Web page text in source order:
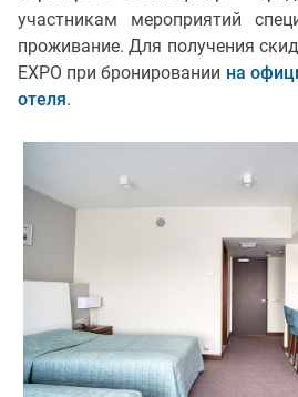
участникам мероприятий
проживание. Для получения
EXPO при бронировании на
отеля.